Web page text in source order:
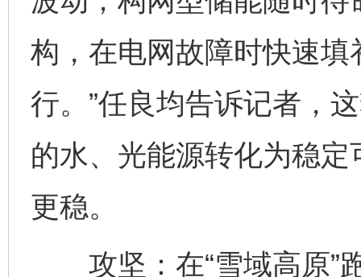
构，在电网故障时快速
行。”任良均告诉记者，
的水、光能源转化为稳
更稳。
攻坚：在“雪域高原”跑